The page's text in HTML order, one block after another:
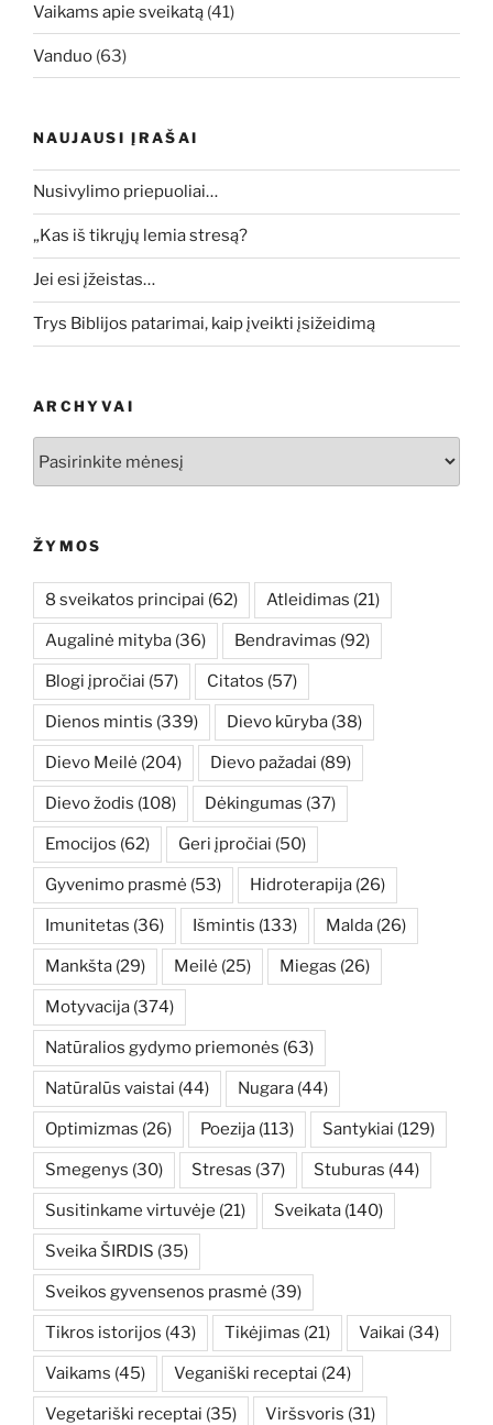
Vaikams apie sveikatą (41)
Vanduo (63)
NAUJAUSI ĮRAŠAI
Nusivylimo priepuoliai…
„Kas iš tikrųjų lemia stresą?
Jei esi įžeistas…
Trys Biblijos patarimai, kaip įveikti įsižeidimą
ARCHYVAI
ŽYMOS
8 sveikatos principai (62) Atleidimas (21)
Augalinė mityba (36) Bendravimas (92)
Blogi įpročiai (57) Citatos (57)
Dienos mintis (339) Dievo kūryba (38)
Dievo Meilė (204) Dievo pažadai (89)
Dievo žodis (108) Dėkingumas (37)
Emocijos (62) Geri įpročiai (50)
Gyvenimo prasmė (53) Hidroterapija (26)
Imunitetas (36) Išmintis (133) Malda (26)
Mankšta (29) Meilė (25) Miegas (26)
Motyvacija (374)
Natūralios gydymo priemonės (63)
Natūralūs vaistai (44) Nugara (44)
Optimizmas (26) Poezija (113) Santykiai (129)
Smegenys (30) Stresas (37) Stuburas (44)
Susitinkame virtuvėje (21) Sveikata (140)
Sveika ŠIRDIS (35)
Sveikos gyvensenos prasmė (39)
Tikros istorijos (43) Tikėjimas (21) Vaikai (34)
Vaikams (45) Veganiški receptai (24)
Vegetariški receptai (35) Viršsvoris (31)